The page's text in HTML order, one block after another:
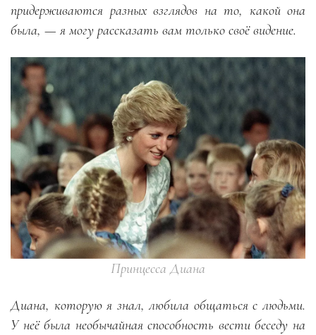
придерживаются разных взглядов на то, какой она
была, — я могу рассказать вам только своё видение.
Принцесса Диана
Диана, которую я знал, любила общаться с людьми.
У неё была необычайная способность вести беседу на